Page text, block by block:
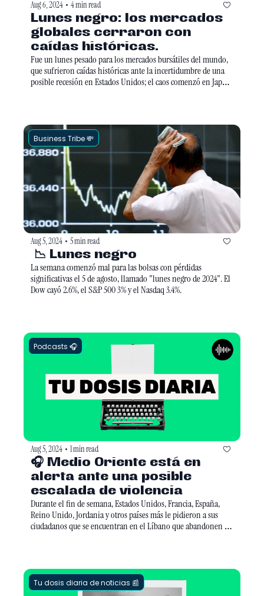
Aug 6, 2024 • 4 min read
Lunes negro: los mercados
globales cerraron con
caídas históricas.
Fue un lunes pesado para los mercados bursátiles del mundo,
que sufrieron caídas históricas ante la incertidumbre de una
posible recesión en Estados Unidos; el caos comenzó en Japón
Business Tribe 💸
Aug 5, 2024 • 5 min read
📉 Lunes negro
La semana comenzó mal para las bolsas con pérdidas
significativas el 5 de agosto, llamado "lunes negro de 2024". El
Dow cayó 2.6%, el S&P 500 3% y el Nasdaq 3.4%.
Podcasts 🎧
Aug 5, 2024 • 1 min read
🎧 Medio Oriente está en
alerta ante una posible
Durante el fin de semana, Estados Unidos, Francia, España,
Reino Unido, Jordania y otros países más le pidieron a sus
ciudadanos que se encuentran en el Líbano que abandonen el
Hezbollah, y horas después el asesinao del líder político de
Hamás.
Tu dosis diaria de noticias 📰